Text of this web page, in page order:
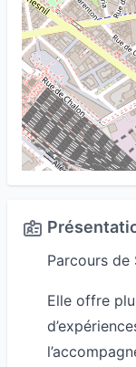
Parcours de
Elle offre